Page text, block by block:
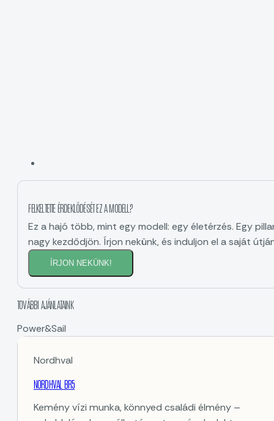
FELKELTETTE ÉRDEKLŐDÉSÉT EZ A MODELL?
Ez a hajó több, mint egy modell: egy életérzés. Egy
nagy kezdődjön. Írjon nekünk, és induljon el a saját
ÍRJON NEKÜNK!
TOVÁBBI AJÁNLATAINK
Power&Sail
Nordhval
NORDHVAL BR5
Kemény vízi munka, könnyed családi élmény –